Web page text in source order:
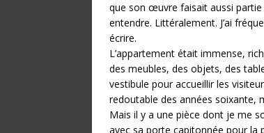
que son œuvre faisait aussi
entendre. Littéralement. J’ai
écrire.
L’appartement était immense,
des meubles, des objets, des
vestibule pour accueillir les
redoutable des années soixante,
Mais il y a une pièce dont je me
avec sa porte capitonnée pour la